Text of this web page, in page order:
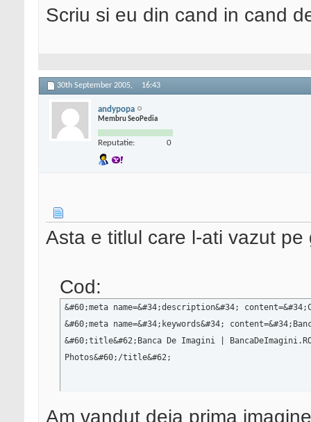
Scriu si eu din cand in cand
30th September 2005, 16:43
andypopa
Membru SeoPedia
Reputatie: 0
Asta e titlul care l-ati vazut
Cod:
&#60;meta name=&#34;description&#34;
&#60;meta name=&#34;keywords&#34;
&#60;title&#62;Banca De Imagini |
Photos&#60;/title&#62;
Am vandut deja prima